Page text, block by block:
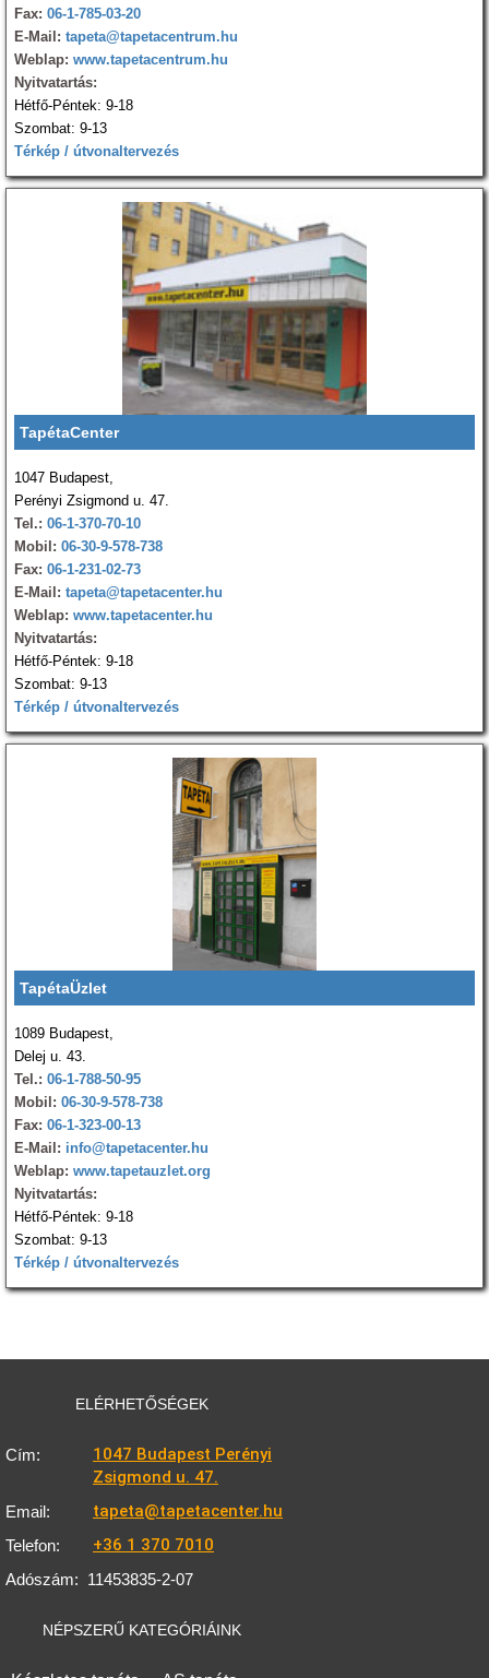
Fax: 06-1-785-03-20
E-Mail: tapeta@tapetacentrum.hu
Weblap: www.tapetacentrum.hu
Nyitvatartás:
Hétfő-Péntek: 9-18
Szombat: 9-13
Térkép / útvonaltervezés
TapétaCenter
1047 Budapest,
Perényi Zsigmond u. 47.
Tel.: 06-1-370-70-10
Mobil: 06-30-9-578-738
Fax: 06-1-231-02-73
E-Mail: tapeta@tapetacenter.hu
Weblap: www.tapetacenter.hu
Nyitvatartás:
Hétfő-Péntek: 9-18
Szombat: 9-13
Térkép / útvonaltervezés
TapétaÜzlet
1089 Budapest,
Delej u. 43.
Tel.: 06-1-788-50-95
Mobil: 06-30-9-578-738
Fax: 06-1-323-00-13
E-Mail: info@tapetacenter.hu
Weblap: www.tapetauzlet.org
Nyitvatartás:
Hétfő-Péntek: 9-18
Szombat: 9-13
Térkép / útvonaltervezés
ELÉRHETŐSÉGEK
Cím:
1047 Budapest Perényi
Zsigmond u. 47.
Email: tapeta@tapetacenter.hu
Telefon: +36 1 370 7010
Adószám: 11453835-2-07
NÉPSZERŰ KATEGÓRIÁINK